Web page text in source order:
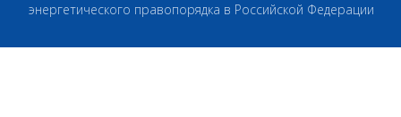
энергетического правопорядка в Российской Федерации